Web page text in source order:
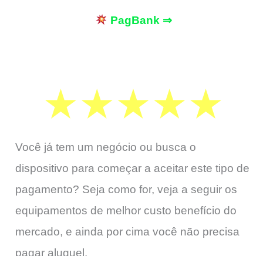
PagBank ⇒
Você já tem um negócio ou busca o
dispositivo para começar a aceitar este tipo de
pagamento? Seja como for, veja a seguir os
equipamentos de melhor custo benefício do
mercado, e ainda por cima você não precisa
pagar aluguel.